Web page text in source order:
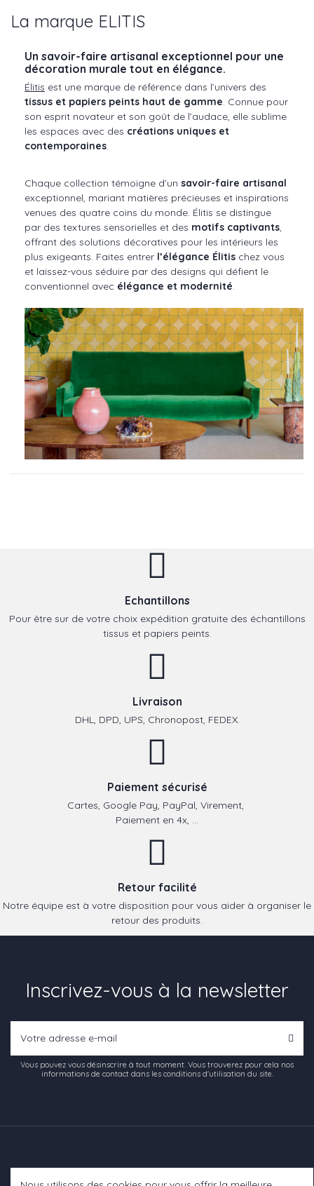
La marque ELITIS
Un savoir-faire artisanal exceptionnel pour une
décoration murale tout en élégance.
Élitis est une marque de référence dans l’univers des
tissus et papiers peints haut de gamme. Connue pour
son esprit novateur et son goût de l’audace, elle sublime
les espaces avec des créations uniques et
contemporaines.
Chaque collection témoigne d’un savoir-faire artisanal
exceptionnel, mariant matières précieuses et inspirations
venues des quatre coins du monde. Élitis se distingue
par des textures sensorielles et des motifs captivants,
offrant des solutions décoratives pour les intérieurs les
plus exigeants. Faites entrer l’élégance Élitis chez vous
et laissez-vous séduire par des designs qui défient le
conventionnel avec élégance et modernité.
Echantillons
Pour être sur de votre choix expédition gratuite des échantillons
tissus et papiers peints.
Livraison
DHL, DPD, UPS, Chronopost, FEDEX.
Paiement sécurisé
Cartes, Google Pay, PayPal, Virement,
Paiement en 4x, ...
Retour facilité
Notre équipe est à votre disposition pour vous aider à organiser le
retour des produits.
Inscrivez-vous à la newsletter
Vous pouvez vous désinscrire à tout moment. Vous trouverez pour cela nos
informations de contact dans les conditions d'utilisation du site.